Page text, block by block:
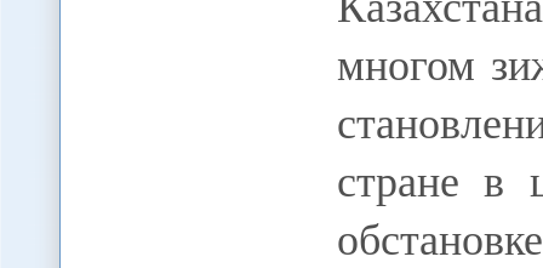
многом
стране в